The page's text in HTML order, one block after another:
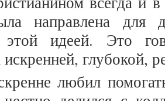
направлена для
этой идеей. Это
глубокой,
любил